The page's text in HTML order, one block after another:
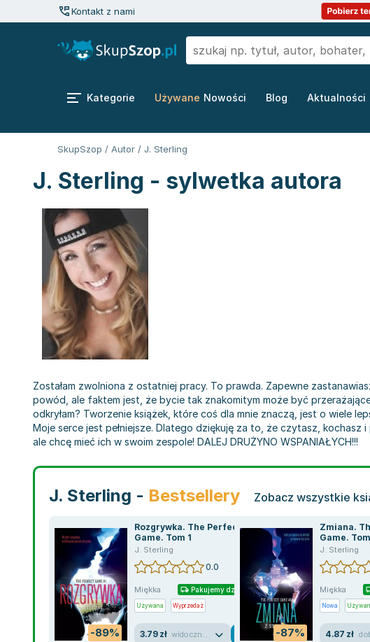
Kontakt z nami
Kategorie Używane Nowości Blog Aktualności
SkupSzop / Autor / J. Sterling
J. Sterling - sylwetka autora
Zostałam zwolniona z ostatniej pracy. To prawda. Zapewne
powód, ale faktem jest, że bycie tak znakomitym może być
odkryłam? Tworzenie książek, które coś dla mnie znaczą, jest o wiele
Moje serce jest pełniejsze. Dlatego dziękuję za to, że czytasz,
ale chcę mieć ich w swoim zespole! DALEJ DRUŻYNO WSPANIAŁYCH!!!
J. Sterling - Bestsellery Zobacz wszystkie
-89%
Rozgrywka. The Perfect
Game. Tom 1
J. Sterling
0.0
Miękka Pakujemy dzisiaj
Używana Wyprzedaż
3.79 zł -87%
Zmiana.
Game.
J. Sterling
Miękka
Nowa
4.87 zł